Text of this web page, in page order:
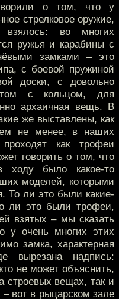
о том, что у
стрелковое оружие,
во многих
ружья и карабины с
замками – это
с боевой пружиной
доски, с довольно
с кольцом, для
архаичная вещь. В
же выставлены, как
не менее, в наших
как трофеи
говорить о том, что
ходу было какое-то
моделей, которыми
То ли это были какие-
ли это были трофеи,
взятых – мы сказать
у очень многих этих
замка, характерная
вырезана надпись:
не может объяснить,
строевых вещах, так и
вот в рыцарском зале